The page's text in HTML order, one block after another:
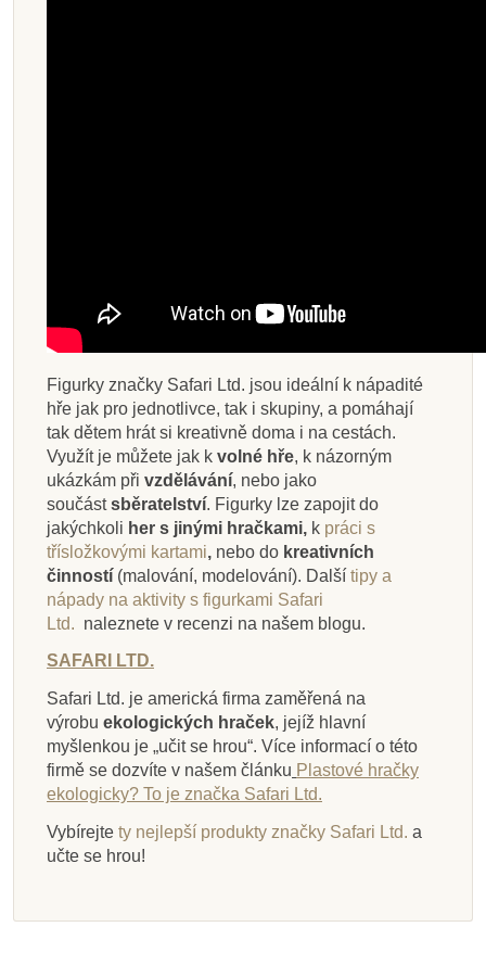
Figurky značky Safari Ltd. jsou ideální k nápadité
hře jak pro jednotlivce, tak i skupiny, a pomáhají
tak dětem hrát si kreativně doma i na cestách.
Využít je můžete jak k volné hře, k názorným
ukázkám při vzdělávání, nebo jako
součástsběratelství. Figurky lze zapojit do
jakýchkoli her s jinými hračkami, k práci s
třísložkovými kartami, nebo do kreativních
činností (malování, modelování). Další tipy a
nápady na aktivity s figurkami Safari
Ltd. naleznete v recenzi na našem blogu.
SAFARI LTD.
Safari Ltd. je americká firma zaměřená na
výrobu ekologických hraček, jejíž hlavní
myšlenkou je „učit se hrou“. Více informací o této
firmě se dozvíte v našem článku Plastové hračky
ekologicky? To je značka Safari Ltd.
Vybírejte ty nejlepší produkty značky Safari Ltd. a
učte se hrou!